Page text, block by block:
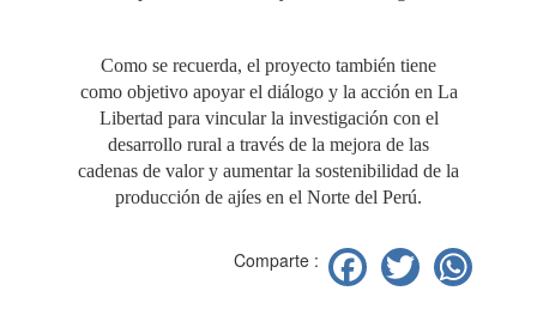
Como se recuerda, el proyecto también tiene
como objetivo apoyar el diálogo y la acción en La
Libertad para vincular la investigación con el
desarrollo rural a través de la mejora de las
cadenas de valor y aumentar la sostenibilidad de la
producción de ajíes en el Norte del Perú.
Comparte : Facebook
Twitter